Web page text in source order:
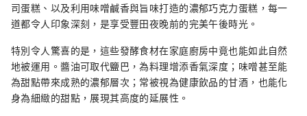
司蛋糕、以及利用味噌鹹香與旨味打造的濃郁巧克力蛋糕，每一
道都令人印象深刻，是享受豐田夜晚前的完美午後時光。
特別令人驚喜的是，這些發酵食材在家庭廚房中竟也能如此自然
地被運用。醬油可取代鹽巴，為料理增添香氣深度；味噌甚至能
為甜點帶來成熟的濃郁層次；常被視為健康飲品的甘酒，也能化
身為細緻的甜點，展現其高度的延展性。